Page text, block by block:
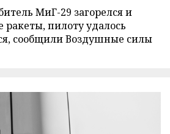
МиГ-29 загорелся и
ракеты, пилоту удалось
сообщили Воздушные силы